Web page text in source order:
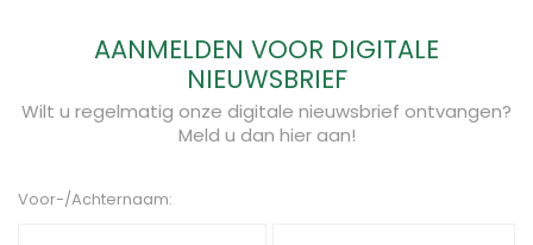
AANMELDEN VOOR DIGITALE
NIEUWSBRIEF
Wilt u regelmatig onze digitale nieuwsbrief ontvangen?
Meld u dan hier aan!
Voor-/Achternaam: